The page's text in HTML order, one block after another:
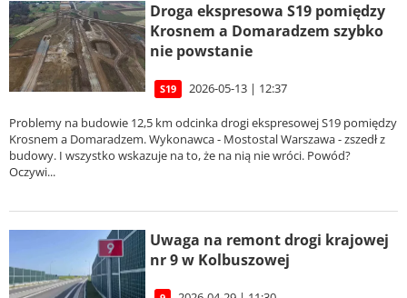
Droga ekspresowa S19 pomiędzy
Krosnem a Domaradzem szybko
nie powstanie
S19 2026-05-13 | 12:37
Problemy na budowie 12,5 km odcinka drogi ekspresowej S19 pomiędzy
Krosnem a Domaradzem. Wykonawca - Mostostal Warszawa - zszedł z
budowy. I wszystko wskazuje na to, że na nią nie wróci. Powód?
Oczywi...
Uwaga na remont drogi krajowej
nr 9 w Kolbuszowej